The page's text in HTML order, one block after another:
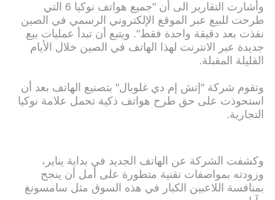
وأشارت التقارير الى أن "جميع هواتف نوكيا 6 التي
طرحت للبيع عبر الموقع الإلكتروني الرسمي في الصين
نفذت بعد دقيقة واحدة فقط". ويتبع أن تبدأ عمليات بيع
جديدة عبر الانترنت لهذا الهاتف في الصين خلال الأيام
القليلة المقبلة.
وتقوم شركة "إتش إم دي غلوبال" بتصنيع الهاتف بعد أن
استحوذت على حق طرح هواتف ذكية تحمل علامة نوكيا
التجارية.
وكشفت الشركة عن الهاتف الجديد في بداية يناير،
وزودته بمواصفات تقنية متطورة على أمل أن ينجح
بمنافسة اللاعبين الكبار في هذه السوق مثل سامسونغ